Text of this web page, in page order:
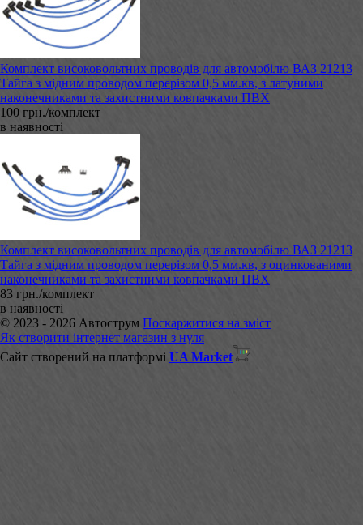
Комплект високовольтних проводів для автомобілю ВАЗ 21213
Тайга з мідним проводом перерізом 0,5 мм.кв, з латуними
наконечниками та захистними ковпачками ПВХ
100 грн./комплект
в наявності
Комплект високовольтних проводів для автомобілю ВАЗ 21213
Тайга з мідним проводом перерізом 0,5 мм.кв, з оцинкованими
наконечниками та захистними ковпачками ПВХ
83 грн./комплект
в наявності
© 2023 - 2026 Автострум Поскаржитися на зміст
Як створити інтернет магазин з нуля
Сайт створений на платформі UA Market